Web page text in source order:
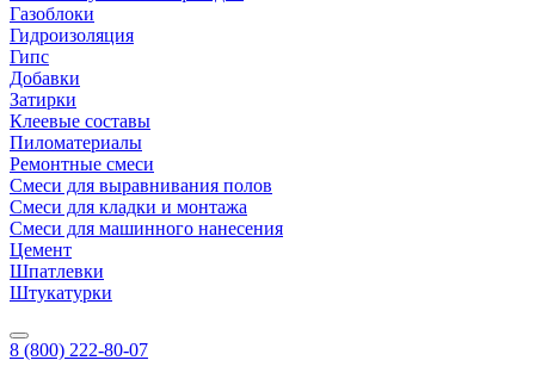
Газоблоки
Гидроизоляция
Гипс
Добавки
Затирки
Клеевые составы
Пиломатериалы
Ремонтные смеси
Смеси для выравнивания полов
Смеси для кладки и монтажа
Смеси для машинного нанесения
Цемент
Шпатлевки
Штукатурки
8 (800) 222-80-07